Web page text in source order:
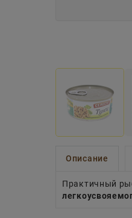
Описание
Практичный